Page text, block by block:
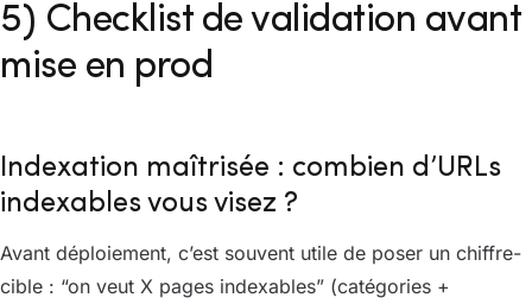
5) Checklist de validation avant
mise en prod
Indexation maîtrisée : combien d’URLs
indexables vous visez ?
Avant déploiement, c’est souvent utile de poser un chiffre-
cible : “on veut X pages indexables” (catégories +